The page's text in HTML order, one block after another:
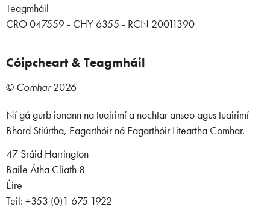
Teagmháil
CRO 047559 - CHY 6355 - RCN 20011390
Cóipcheart & Teagmháil
© Comhar2026
Ní gá gurb ionann na tuairimí a nochtar anseo agus tuairimí
Bhord Stiúrtha, Eagarthóir ná Eagarthóir Liteartha Comhar.
47 Sráid Harrington
Baile Átha Cliath 8
Éire
Teil: +353 (0)1 675 1922